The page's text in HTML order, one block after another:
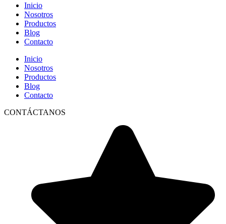
Inicio
Nosotros
Productos
Blog
Contacto
Inicio
Nosotros
Productos
Blog
Contacto
CONTÁCTANOS